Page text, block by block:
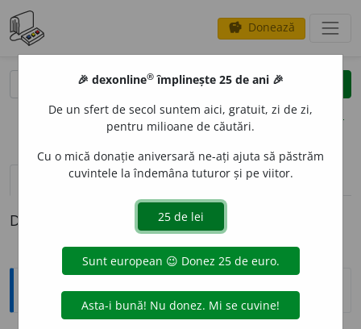
savings Donează
clear
opțiuni
definiții (1)
Definiția cu ID-ul 321599:
Explicative DEX
🎉 dexonline® împlinește 25 de ani 🎉
De un sfert de secol suntem aici, gratuit, zi de zi,
pentru milioane de căutări.
Cu o mică donație aniversară ne-ați ajuta să păstrăm
cuvintele la îndemâna tuturor și pe viitor.